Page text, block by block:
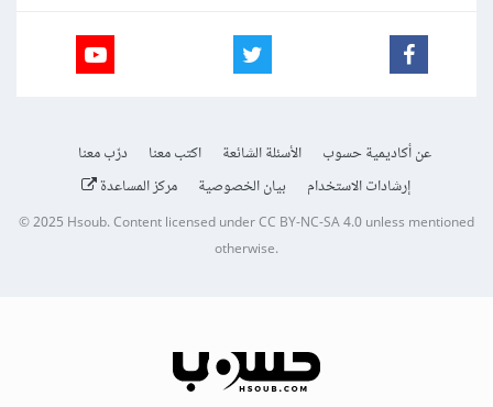
عن أكاديمية حسوب الأسئلة الشائعة اكتب معنا
درّب معنا
إرشادات الاستخدام
بيان الخصوصية مركز المساعدة
© 2025Hsoub.Content licensed underCC BY-NC-SA 4.0unless mentioned
otherwise.